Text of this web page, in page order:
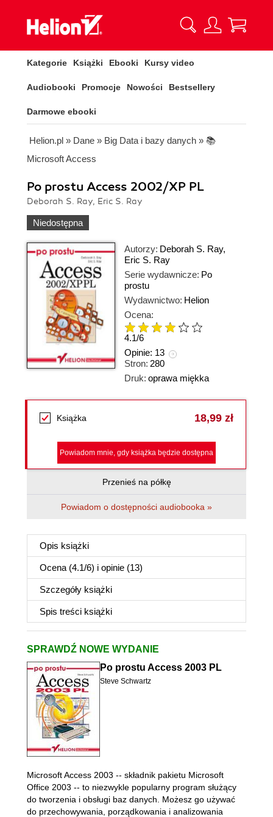
Kategorie Książki Ebooki Kursy video
Audiobooki Promocje Nowości Bestsellery
Darmowe ebooki
Helion.pl » Dane » Big Data i bazy danych » 📚
Microsoft Access
Po prostu Access 2002/XP PL
Deborah S. Ray, Eric S. Ray
Niedostępna
Autorzy: Deborah S. Ray,
Eric S. Ray
Serie wydawnicze: Po
prostu
Wydawnictwo: Helion
Ocena:
4.1/6
Opinie: 13
Stron: 280
Druk: oprawa miękka
Książka 18,99 zł
Powiadom mnie, gdy książka będzie dostępna
Przenieś na półkę
Powiadom o dostępności audiobooka »
Opis książki
Ocena (4.1/6) i opinie (13)
Szczegóły książki
Spis treści książki
SPRAWDŹ NOWE WYDANIE
Po prostu Access 2003 PL
Steve Schwartz
Microsoft Access 2003 -- składnik pakietu Microsoft
Office 2003 -- to niezwykle popularny program służący
do tworzenia i obsługi baz danych. Możesz go używać
do przechowywania, porządkowania i analizowania